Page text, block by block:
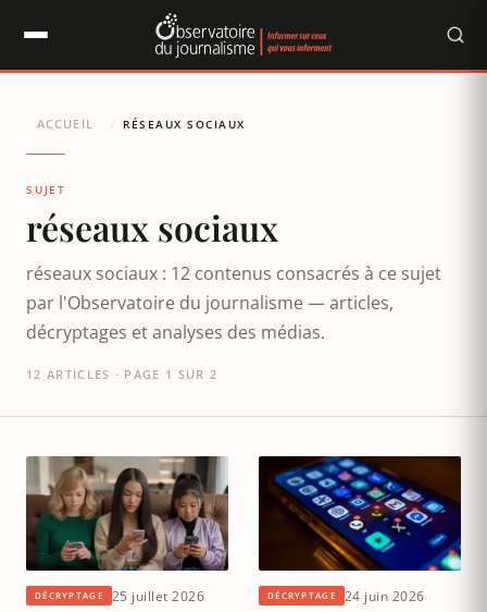
ACCUEIL / RÉSEAUX SOCIAUX
SUJET
réseaux sociaux
réseaux sociaux : 12 contenus consacrés à ce sujet
par l'Observatoire du journalisme — articles,
décryptages et analyses des médias.
12 ARTICLES · PAGE 1 SUR 2
DÉCRYPTAGE 25 juillet 2026 DÉCRYPTAGE 24 juin 2026
Panneau de gestion des cookies